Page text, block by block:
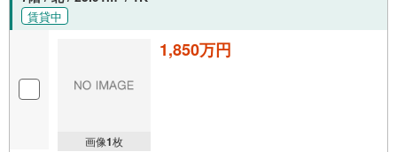
賃貸中
画像1枚
1,850万円